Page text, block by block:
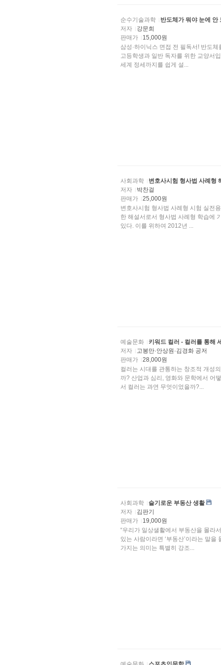
순수기술과학
반도체가 뭐야 눈에 안
저자
강문희
판매가
15,000원
삼성·하이닉스 면접 전 필독서! 반도
고등학생과 일반 독자를 위한 교양서
세계 정세까지를 쉽게 설...
사회과학
변호사시험 형사법 사례형
저자
박찬걸
판매가
25,000원
변호사시험 형사법 사례형 시험 실전
한 해설서로서 형사법 사례형 학습에
있다. 이를 위하여 2012년 ...
예술문화
키워드 컬러 - 컬러를 통해
저자
고봉만·안상원·김경화 공저
판매가
28,000원
컬러는 시대를 관통하는 창조적 개성
까? 산업과 심리, 영화와 문학에서 어
서 컬러는 과연 무엇이었을까?...
사회과학
슬기로운 부동산 생활
저자
김판기
판매가
19,000원
“우리가 일상샐활에서 부동산을 몰라
있는 사람이라면 ‘부동산’이라는 말
가지는 의미는 특별히 강조...